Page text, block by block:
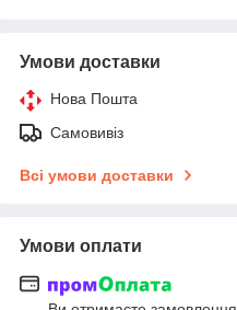
Умови доставки
Нова Пошта
Самовивіз
Всі умови доставки
Умови оплати